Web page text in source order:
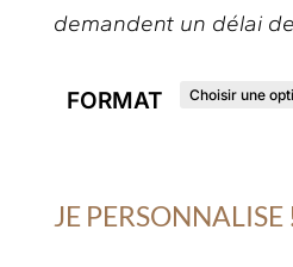
demandent un délai
FORMAT
JE PERSONNALISE !